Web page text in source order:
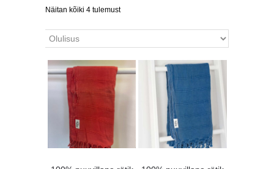
Näitan kõiki 4 tulemust